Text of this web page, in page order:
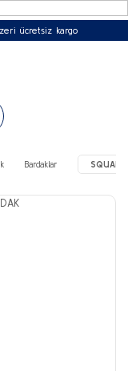
ücretsiz kargo
Bardaklar SQUARE